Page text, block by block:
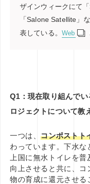
ザインウィークにて
「Salone Satellite」
表している。 Web
Q1：現在取り組んで
ロジェクトについて教
一つは、コンポストト
わっています。下水
上国に無水トイレを
向上させると共に、
物の育成に還元させる